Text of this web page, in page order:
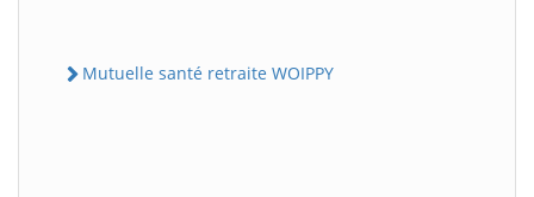
Mutuelle santé retraite WOIPPY